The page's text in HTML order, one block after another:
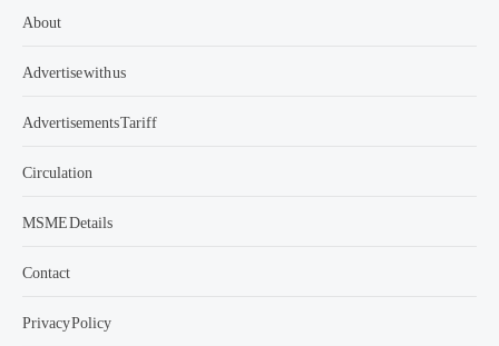
About
Advertise with us
Advertisements Tariff
Circulation
MSME Details
Contact
Privacy Policy